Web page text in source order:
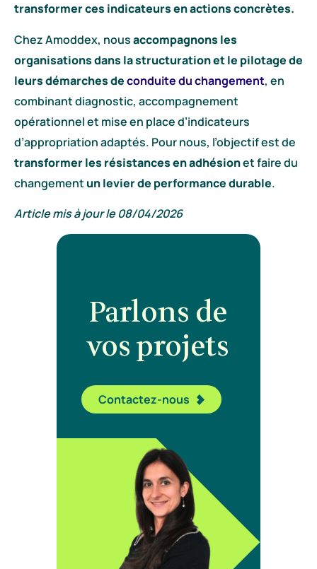
transformer ces indicateurs en actions concrètes.
Chez Amoddex, nousaccompagnons les
organisations dans la structuration et le pilotage de
leurs démarches deconduite du changement, en
combinant diagnostic, accompagnement
opérationnel et mise en place d’indicateurs
d’appropriation adaptés. Pour nous, l’objectif est de
transformer les résistances en adhésionet faire du
changement un levier de performance durable.
Article mis à jour le 08/04/2026
Parlonsde
vos projets
Contactez-nous